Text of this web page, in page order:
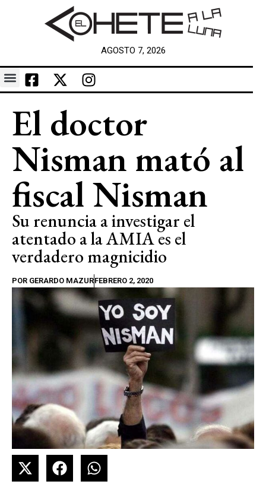
AGOSTO 7, 2026
El doctor
Nisman mató al
fiscal Nisman
Su renuncia a investigar el
atentado a la AMIA es el
verdadero magnicidio
POR GERARDO MAZURFEBRERO 2, 2020